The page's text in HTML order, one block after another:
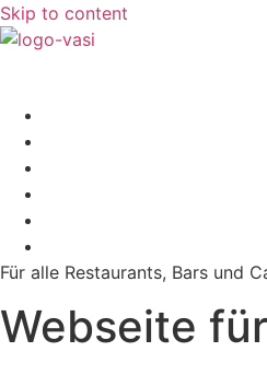
Skip to content
Für alle Restaurants, Bars und
Webseite